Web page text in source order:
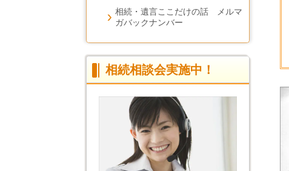
相続・遺言ここだけの話 メルマ
ガバックナンバー
相続相談会実施中！